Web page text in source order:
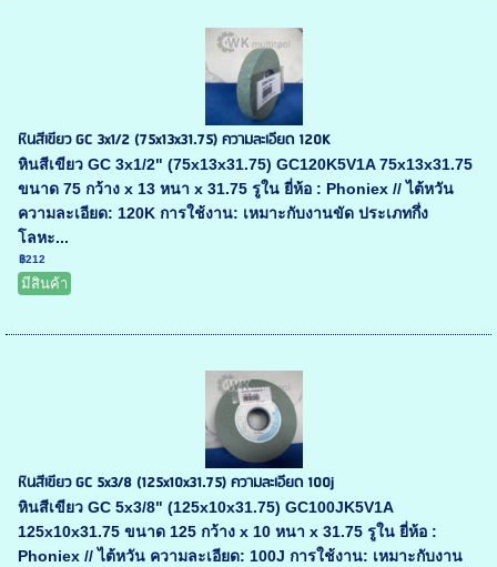
หินสีเขียว GC 3x1/2 (75x13x31.75) ความละเอียด 120K
หินสีเขียว GC 3x1/2" (75x13x31.75) GC120K5V1A 75x13x31.75
ขนาด 75 กว้าง x 13 หนา x 31.75 รูใน ยี่ห้อ : Phoniex // ไต้หวัน
ความละเอียด: 120K การใช้งาน: เหมาะกับงานขัด ประเภทกึ่ง
โลหะ...
฿212
มีสินค้า
หินสีเขียว GC 5x3/8 (125x10x31.75) ความละเอียด 100j
หินสีเขียว GC 5x3/8" (125x10x31.75) GC100JK5V1A
125x10x31.75 ขนาด 125 กว้าง x 10 หนา x 31.75 รูใน ยี่ห้อ :
Phoniex // ไต้หวัน ความละเอียด: 100J การใช้งาน: เหมาะกับงาน